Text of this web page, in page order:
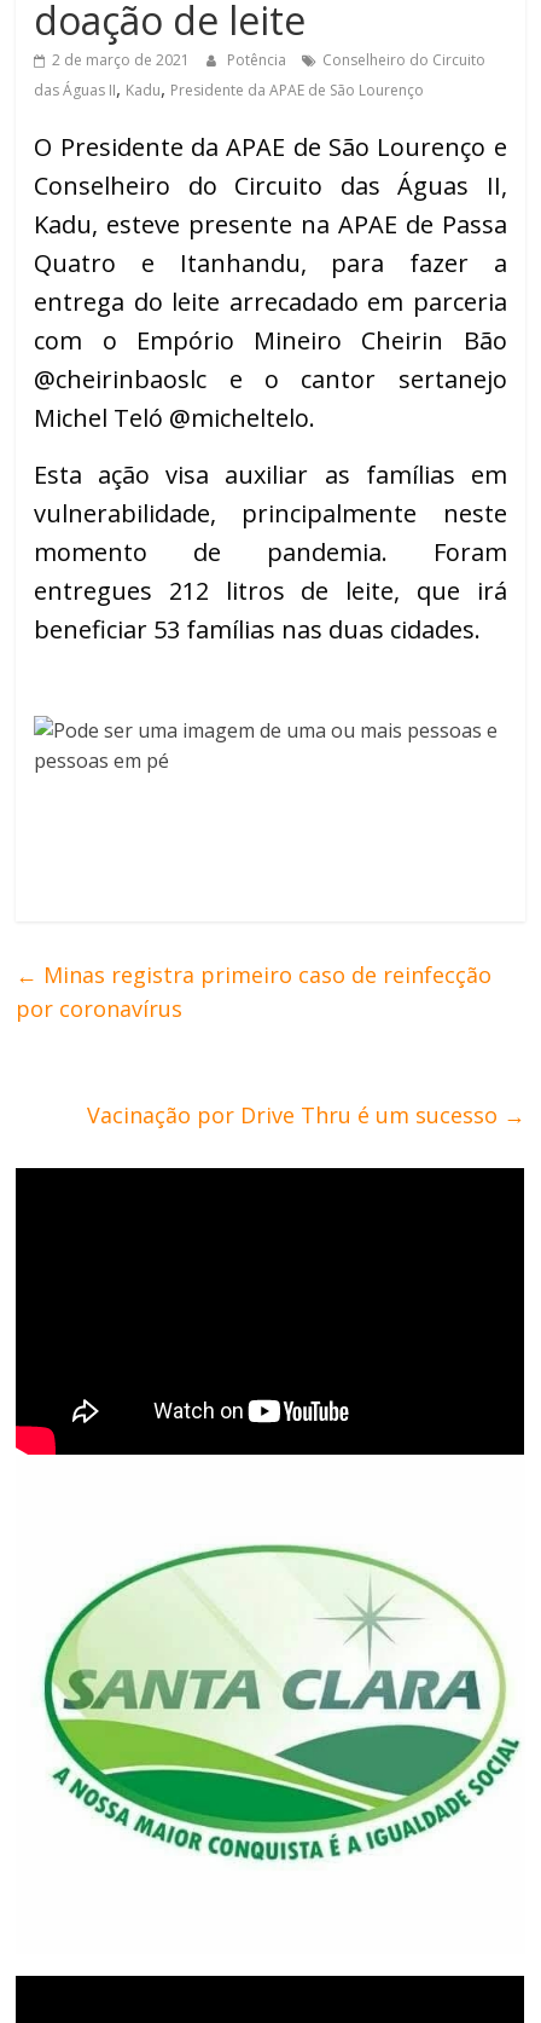
de
Minas
doação de leite
2 de março de 2021 Potência
Conselheiro do Circuito
das Águas II, Kadu, Presidente da APAE de São Lourenço
O Presidente da APAE de São Lourenço e
Conselheiro do Circuito das Águas II,
Kadu, esteve presente na APAE de Passa
Quatro e Itanhandu, para fazer a
entrega do leite arrecadado em parceria
com o Empório Mineiro Cheirin Bão
@cheirinbaoslc e o cantor sertanejo
Michel Teló @micheltelo.
Esta ação visa auxiliar as famílias em
vulnerabilidade, principalmente neste
momento de pandemia. Foram
entregues 212 litros de leite, que irá
beneficiar 53 famílias nas duas cidades.
← Minas registra primeiro caso de reinfecção
por coronavírus
Vacinação por Drive Thru é um sucesso →